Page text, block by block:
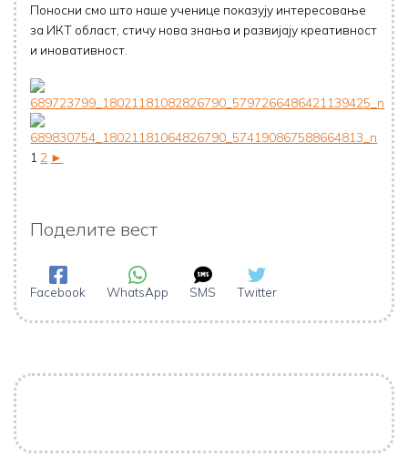
Поносни смо што наше ученице показују интересовање
за ИКТ област, стичу нова знања и развијају креативност
и иновативност.
1 2 ►
Поделите вест
Facebook WhatsApp SMS Twitter